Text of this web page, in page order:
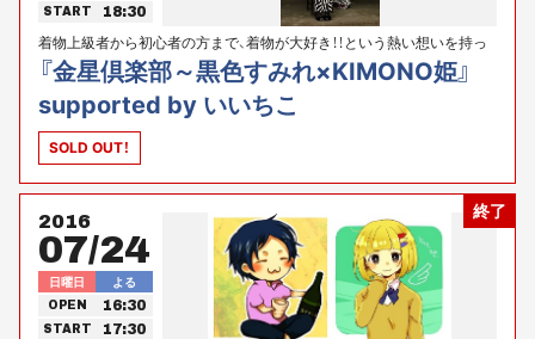
START 18:30
着物上級者から初心者の方まで、着物が大好き！！という熱い想いを持っ
たみなさんが一堂に集まり、着物談議に華を添えませんか！！
『金星倶楽部～黒色すみれ×KIMONO姫』
supported by いいちこ
SOLD OUT！
終了
2016
07/24
日曜日 よる
OPEN 16:30
START 17:30